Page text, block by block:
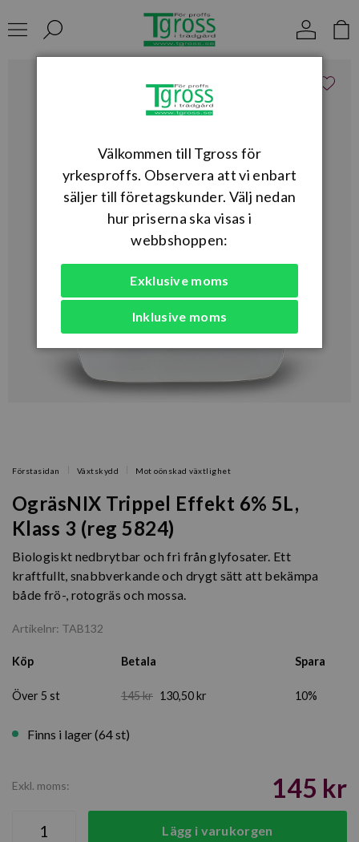
Förstasidan Växtskydd Mot oönskad växtlighet
OgräsNIX Trippel Effekt 6% 5L,
Klass 3 (reg 5824)
Biologiskt nedbrytbar och fri från glyfosater. Ett
kraftfullt, snabbverkande och drygt sätt att bekämpa
både frö-, rotogräs och mossa.
Artikelnr: TAB132
Köp Betala Spara
Över 5 st 145 kr 130,50 kr 10%
Finns i lager (64 st)
Exkl. moms: 145 kr
Lägg i varukorgen
Välkommen till Tgross för
yrkesproffs. Observera att vi enbart
säljer till företagskunder. Välj nedan
hur priserna ska visas i
webbshoppen:
Exklusive moms
Inklusive moms